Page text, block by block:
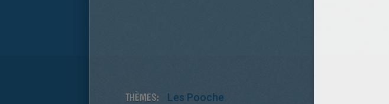
THÈMES: Les Pooche